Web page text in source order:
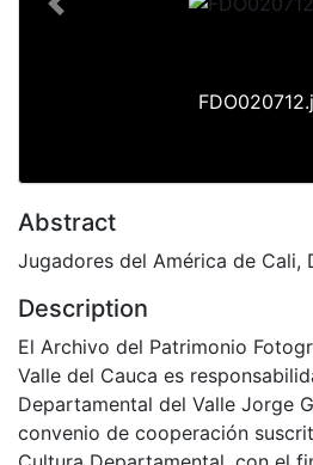
Previous
Abstract
Jugadores del América de Cali,
Description
El Archivo del Patrimonio
Valle del Cauca es
Departamental del Valle Jorge
convenio de cooperación